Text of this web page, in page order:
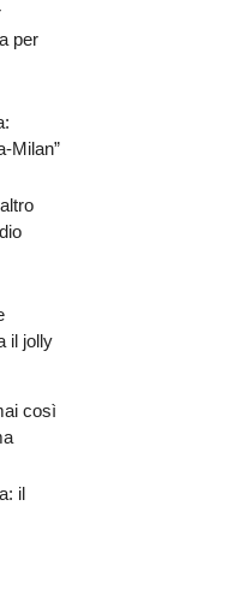
per
Milan”
il jolly
così
il